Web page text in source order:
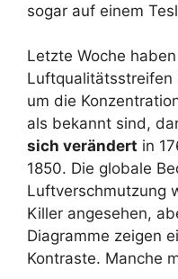
sogar auf einem
Letzte Woche
Luftqualitätsstreifen
um die
als bekannt sind,
sich verändert in
1850. Die globale
Luftverschmutzung
Killer angesehen,
Diagramme zeigen
Kontraste. Manche